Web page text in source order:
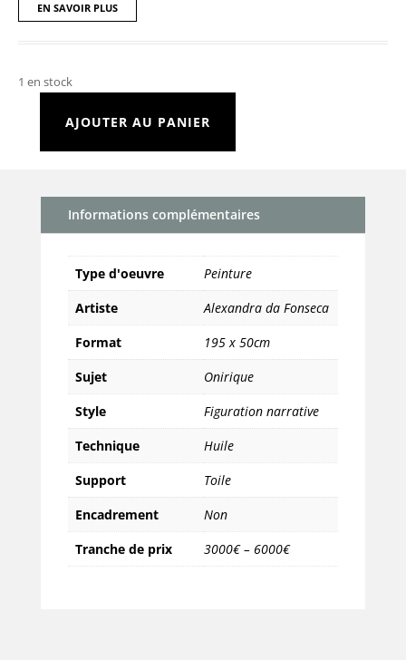
EN SAVOIR PLUS
1 en stock
quantité
d'époque
AJOUTER AU PANIER
Informations complémentaires
Type d'oeuvre
Peinture
Artiste
Alexandra da Fonseca
Format
195 x 50cm
Sujet
Onirique
Style
Figuration narrative
Technique
Huile
Support
Toile
Encadrement
Non
Tranche de prix
3000€ – 6000€